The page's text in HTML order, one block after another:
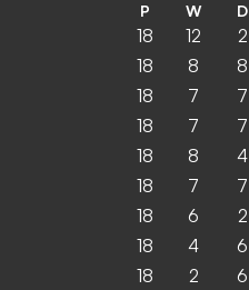
P W D
18 12 2
18 8 8
18 7 7
18 7 7
18 8 4
18 7 7
18 6 2
18 4 6
18 2 6